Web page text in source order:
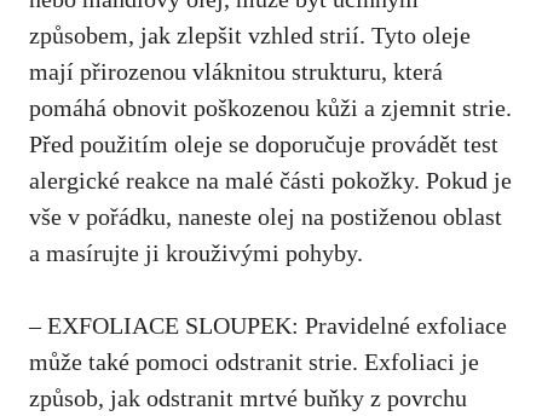
způsobem, jak zlepšit ⁣vzhled strií. Tyto oleje
mají přirozenou​ vláknitou strukturu, která
pomáhá obnovit poškozenou kůži a zjemnit strie.
⁣Před použitím oleje se doporučuje provádět test
alergické reakce na malé části pokožky. Pokud je
​vše v pořádku, naneste olej na postiženou oblast
a masírujte ji krouživými pohyby.
– EXFOLIACE SLOUPEK: Pravidelné exfoliace
může také pomoci odstranit strie. Exfoliaci je
způsob, jak odstranit mrtvé buňky ‍z povrchu